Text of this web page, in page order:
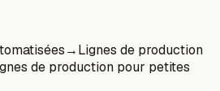
→Lignes de production
de production pour petites